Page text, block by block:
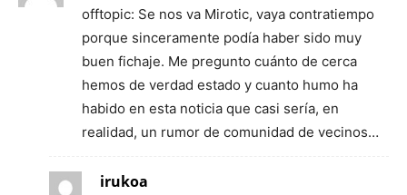
offtopic: Se nos va Mirotic, vaya contratiempo
porque sinceramente podía haber sido muy
buen fichaje. Me pregunto cuánto de cerca
hemos de verdad estado y cuanto humo ha
habido en esta noticia que casi sería, en
realidad, un rumor de comunidad de vecinos…
irukoa